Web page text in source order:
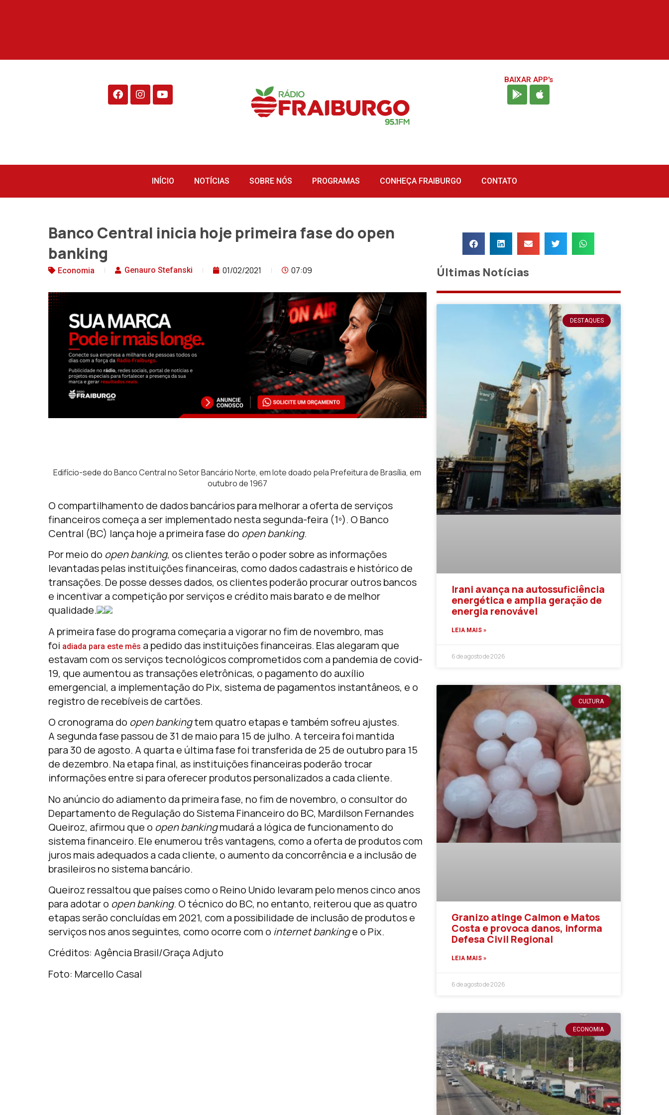
BAIXAR APP's
INÍCIO NOTÍCIAS SOBRE NÓS PROGRAMAS CONHEÇA FRAIBURGO CONTATO
Banco Central inicia hoje primeira fase do open
banking
Economia Genauro Stefanski 01/02/2021 07:09
Edifício-sede do Banco Central no Setor Bancário Norte, em lote doado pela Prefeitura de Brasília, em
outubro de 1967
O compartilhamento de dados bancários para melhorar a oferta de serviços
financeiros começa a ser implementado nesta segunda-feira (1º). O Banco
Central (BC) lança hoje a primeira fase do open banking.
Por meio do open banking, os clientes terão o poder sobre as informações
levantadas pelas instituições financeiras, como dados cadastrais e histórico de
transações. De posse desses dados, os clientes poderão procurar outros bancos
e incentivar a competição por serviços e crédito mais barato e de melhor
qualidade.
A primeira fase do programa começaria a vigorar no fim de novembro, mas
foi adiada para este mês a pedido das instituições financeiras. Elas alegaram que
estavam com os serviços tecnológicos comprometidos com a pandemia de covid-
19, que aumentou as transações eletrônicas, o pagamento do auxílio
emergencial, a implementação do Pix, sistema de pagamentos instantâneos, e o
registro de recebíveis de cartões.
O cronograma do open bankingtem quatro etapas e também sofreu ajustes.
A segunda fase passou de 31 de maio para 15 de julho. A terceira foi mantida
para 30 de agosto. A quarta e última fase foi transferida de 25 de outubro para 15
de dezembro. Na etapa final, as instituições financeiras poderão trocar
informações entre si para oferecer produtos personalizados a cada cliente.
No anúncio do adiamento da primeira fase, no fim de novembro, o consultor do
Departamento de Regulação do Sistema Financeiro do BC, Mardilson Fernandes
Queiroz, afirmou que o open bankingmudará a lógica de funcionamento do
sistema financeiro. Ele enumerou três vantagens, como a oferta de produtos com
juros mais adequados a cada cliente, o aumento da concorrência e a inclusão de
brasileiros no sistema bancário.
Queiroz ressaltou que países como o Reino Unido levaram pelo menos cinco anos
para adotar o open banking. O técnico do BC, no entanto, reiterou que as quatro
etapas serão concluídas em 2021, com a possibilidade de inclusão de produtos e
serviços nos anos seguintes, como ocorre com o internet bankinge o Pix.
Créditos: Agência Brasil/Graça Adjuto
Foto: Marcello Casal
Últimas Notícias
DESTAQUES
Irani avança na autossuficiência
energética e amplia geração de
energia renovável
LEIA MAIS »
6 de agosto de 2026
CULTURA
Granizo atinge Calmon e Matos
Costa e provoca danos, informa
Defesa Civil Regional
LEIA MAIS »
6 de agosto de 2026
ECONOMIA